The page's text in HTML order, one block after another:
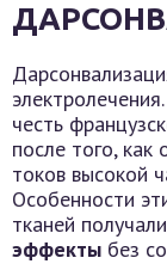
честь
после того,
токов высокой
Особенности
тканей получали
эффекты без